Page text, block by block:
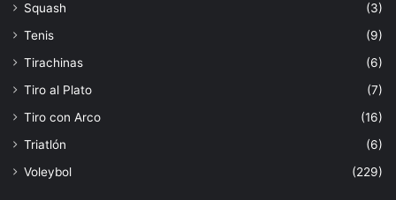
Squash
(3)
Tenis
(9)
Tirachinas
(6)
Tiro al Plato
(7)
Tiro con Arco
(16)
Triatlón
(6)
Voleybol
(229)